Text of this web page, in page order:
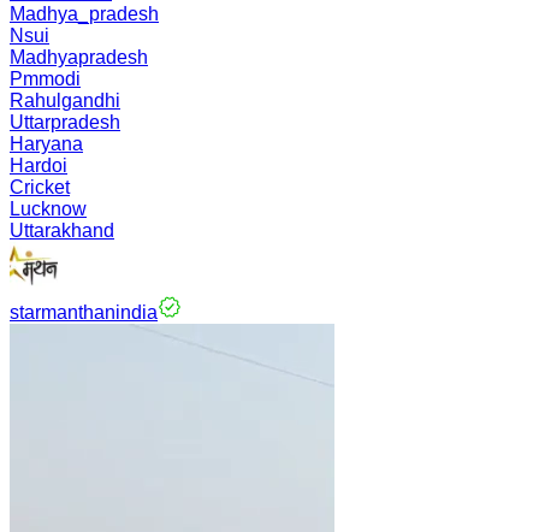
Madhya_pradesh
Nsui
Madhyapradesh
Pmmodi
Rahulgandhi
Uttarpradesh
Haryana
Hardoi
Cricket
Lucknow
Uttarakhand
starmanthanindia